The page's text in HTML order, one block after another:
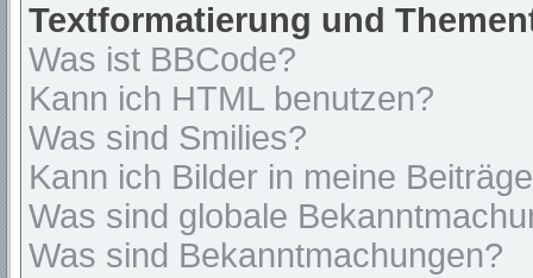
Textformatierung und
Was ist BBCode?
Kann ich HTML benutzen?
Was sind Smilies?
Kann ich Bilder in meine
Was sind globale
Was sind Bekanntmachungen?